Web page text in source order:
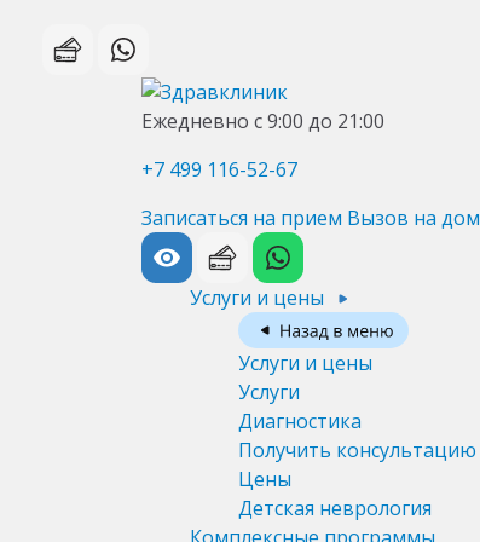
Ежедневно с 9:00 до 21:00
+7 499 116-52-67
Записаться на прием Вызов на дом
Услуги и цены
Услуги и цены
Услуги
Диагностика
Получить консультацию
Цены
Детская неврология